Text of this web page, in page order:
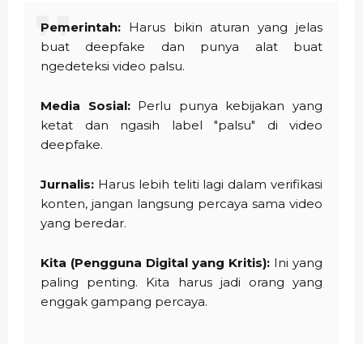
Pemerintah: Harus bikin aturan yang jelas
buat deepfake dan punya alat buat
ngedeteksi video palsu.
Media Sosial:Perlu punya kebijakan yang
ketat dan ngasih label "palsu" di video
deepfake.
Jurnalis: Harus lebih teliti lagi dalam verifikasi
konten, jangan langsung percaya sama video
yang beredar.
Kita (Pengguna Digital yang Kritis): Ini yang
paling penting. Kita harus jadi orang yang
enggak gampang percaya.